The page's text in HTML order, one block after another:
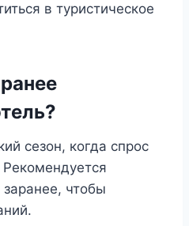
в туристическое
сезон, когда спрос
Рекомендуется
заранее, чтобы